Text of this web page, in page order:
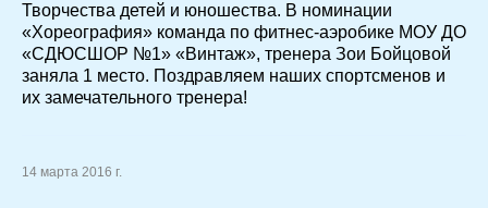
Творчества детей и юношества. В номинации
«Хореография» команда по фитнес-аэробике МОУ ДО
«СДЮСШОР №1» «Винтаж», тренера Зои Бойцовой
заняла 1 место. Поздравляем наших спортсменов и
их замечательного тренера!
14 марта 2016 г.